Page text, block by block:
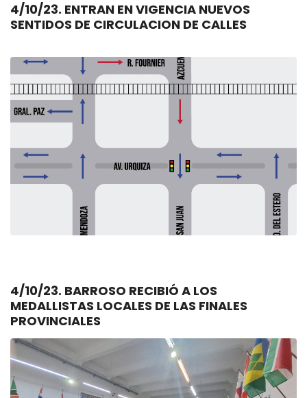
4/10/23. ENTRAN EN VIGENCIA NUEVOS
SENTIDOS DE CIRCULACION DE CALLES
4/10/23. BARROSO RECIBIÓ A LOS
MEDALLISTAS LOCALES DE LAS FINALES
PROVINCIALES